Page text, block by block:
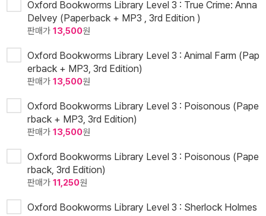
Oxford Bookworms Library Level 3 : True Crime: Anna
Delvey (Paperback + MP3 , 3rd Edition )
판매가 13,500원
Oxford Bookworms Library Level 3 : Animal Farm (Pap
erback + MP3, 3rd Edition)
판매가 13,500원
Oxford Bookworms Library Level 3 : Poisonous (Pape
rback + MP3, 3rd Edition)
판매가 13,500원
Oxford Bookworms Library Level 3 : Poisonous (Pape
rback, 3rd Edition)
판매가 11,250원
Oxford Bookworms Library Level 3 : Sherlock Holmes